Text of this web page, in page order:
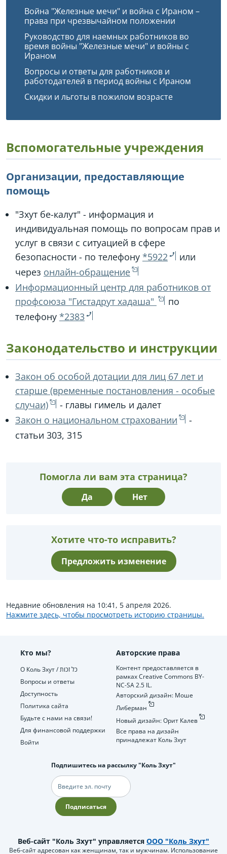
Война "Железные мечи" и война с Ираном –
права при чрезвычайном положении
Руководство для наемных работников во
время войны "Железные мечи" и войны с
Ираном
Вопросы и ответы для работников и
работодателей в период войны с Ираном
Скидки и льготы в пожилом возрасте
Вспомогательные учреждения
Организации, предоставляющие
помощь
"Зхут бе-калут" - информация и
индивидуальная помощь по вопросам прав и
услуг в связи с ситуацией в сфере
безопасности - по телефону *5922
или
через онлайн-обращение
Информационный центр для работников от
профсоюза "Гистадрут хадаша"
по
телефону *2383
Законодательство и инструкции
Закон об особой дотации для лиц 67 лет и
старше (временные постановления - особые
случаи)
- главы гимель и далет
Закон о национальном страховании
-
статьи 303, 315
Помогла ли вам эта страница?
Да Нет
Хотите что-то исправить?
Предложить изменение
Недавние обновления на 10:41, 5 апреля 2026.
Нажмите здесь, чтобы просмотреть историю страницы.
Кто мы?
О Коль Зхут / כל זכות
Вопросы и ответы
Доступность
Политика сайта
Будьте с нами на связи!
Для финансовой поддержки
Войти
Авторские права
Контент предоставляется в
рамках Creative Commons BY-
NC-SA 2.5 IL.
Авторский дизайн: Моше
Либерман
Новый дизайн: Орит Калев
Все права на дизайн
принадлежат Коль Зхут
Подпишитесь на рассылку "Коль Зхут"
Электронная
почта
Подписаться
Веб-сайт "Коль Зхут" управляется ООО "Коль Зхут"
Веб-сайт адресован как женщинам, так и мужчинам. Использование